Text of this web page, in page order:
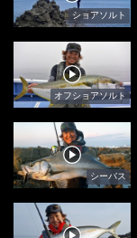
ショアソルト
オフショアソルト
シーバス